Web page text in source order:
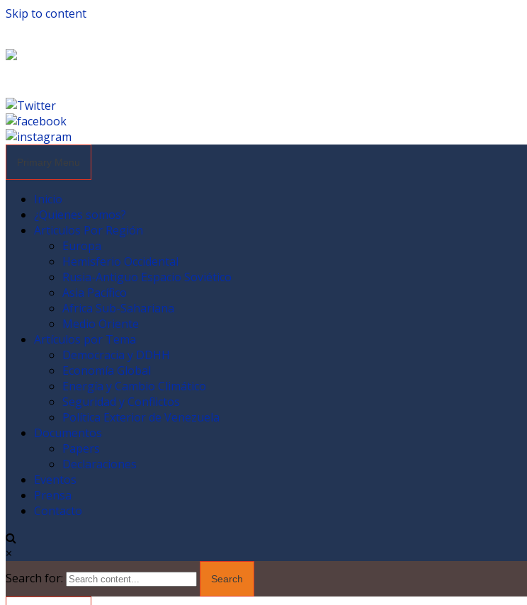
Skip to content
Primary Menu
Inicio
¿Quienes somos?
Articulos Por Región
Europa
Hemisferio Occidental
Rusia-Antiguo Espacio Soviético
Asia Pacífico
Africa Sub-Sahariana
Medio Oriente
Artículos por Tema
Democracia y DDHH
Economía Global
Energía y Cambio Climático
Seguridad y Conflictos
Política Exterior de Venezuela
Documentos
Papers
Declaraciones
Eventos
Prensa
Contacto
×
Search for: